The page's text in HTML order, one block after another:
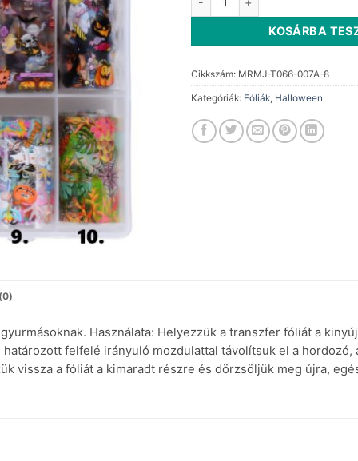
KOSÁRBA
Cikkszám: MRMJ-T066-007A-8
Kategóriák: Fóliák Halloween
Használata: Helyezzük a transzfer fóliát a
felfelé irányuló mozdulattal távolítsuk el a
vissza a fóliát a kimaradt részre és dörzsöljük meg újra,